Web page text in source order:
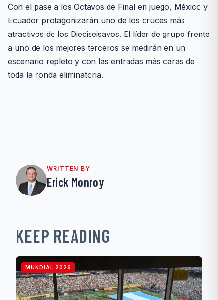
Con el pase a los Octavos de Final en juego, México y
Ecuador protagonizarán uno de los cruces más
atractivos de los Dieciseisavos. El líder de grupo frente
a uno de los mejores terceros se medirán en un
escenario repleto y con las entradas más caras de
toda la ronda eliminatoria.
WRITTEN BY
Erick Monroy
KEEP READING
MUNDIAL 2026